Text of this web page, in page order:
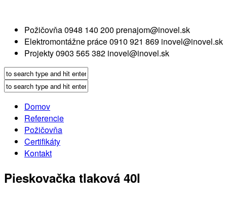
Požičovňa0948 140 200 prenajom@inovel.sk
Elektromontážne práce0910 921 869 inovel@inovel.sk
Projekty0903 565 382 inovel@inovel.sk
Domov
Referencie
Požičovňa
Certifikáty
Kontakt
Pieskovačka tlaková 40l